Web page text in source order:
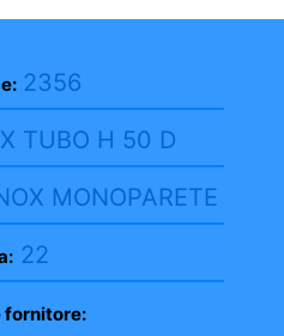
2356
TUBO H 50 D
MONOPARETE
22
fornitore: